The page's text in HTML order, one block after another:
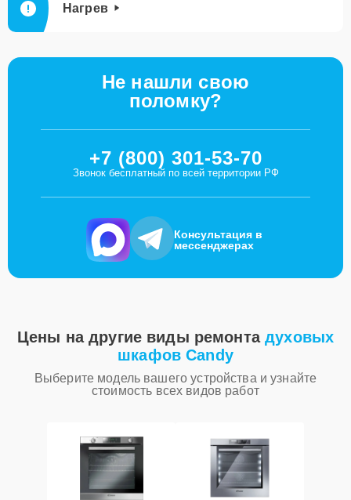
Нагрев
Не нашли свою
поломку?
+7 (800) 301-53-70
Звонок бесплатный по всей территории РФ
Консультация в
мессенджерах
Цены на другие виды ремонтадуховых
шкафов Candy
Выберите модель вашего устройства и узнайте
стоимость всех видов работ